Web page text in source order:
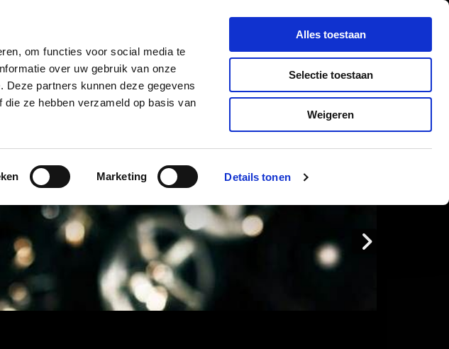
om functies voor social media te
over uw gebruik van onze
partners kunnen deze gegevens
ze hebben verzameld op basis van
Marketing Details tonen
Alles toestaan
Selectie toestaan
Weigeren
CONTACT